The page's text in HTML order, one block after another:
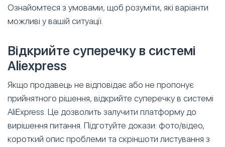
Ознайомтеся з умовами, щоб розуміти, які варіанти
можливі у вашій ситуації.
Відкрийте суперечку в системі
Aliexpress
Якщо продавець не відповідає або не пропонує
прийнятного рішення, відкрийте суперечку в системі
AliExpress. Це дозволить залучити платформу до
вирішення питання. Підготуйте докази: фото/відео,
короткий опис проблеми та скріншоти листування з